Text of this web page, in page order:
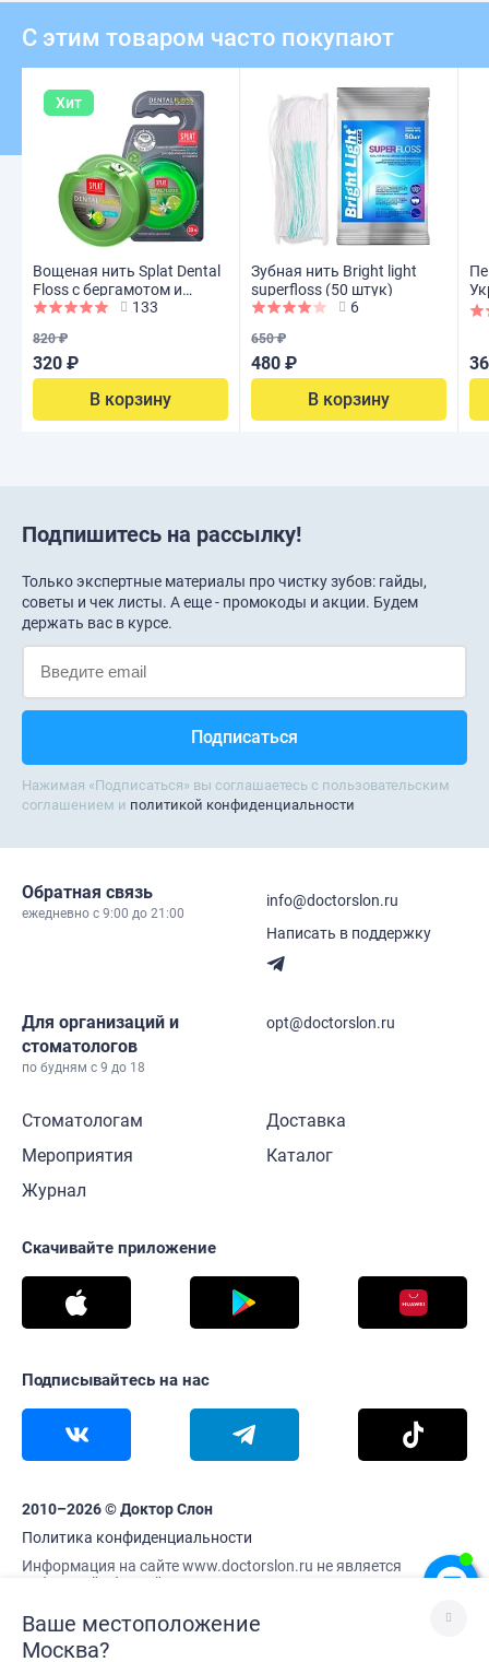
С этим товаром часто покупают
Хит
Вощеная нить Splat Dental
Floss с бергамотом и
лаймом, 30 м 133
820 ₽
320 ₽
В корзину
Зубная нить Bright light
superfloss (50 штук)
6
650 ₽
480 ₽
В корзину
Подпишитесь на рассылку!
Только экспертные материалы про чистку зубов: гайды,
советы и чек листы. А еще - промокоды и акции. Будем
держать вас в курсе.
Нажимая «Подписаться» вы соглашаетесь с пользовательским
соглашением и политикой конфиденциальности
Обратная связь
ежедневно c 9:00 до 21:00
info@doctorslon.ru
Написать в поддержку
Для организаций и
стоматологов
по будням с 9 до 18
opt@doctorslon.ru
Стоматологам
Мероприятия
Журнал
Доставка
Каталог
Скачивайте приложение
Подписывайтесь на нас
2010–2026 © Доктор Слон
Политика конфиденциальности
Информация на сайте www.doctorslon.ru не является
публичной офертой
Ваше местоположение
Москва?